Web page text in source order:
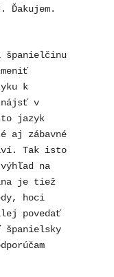
Ďakujem.
španielčinu
k
nájsť v
jazyk
aj zábavné
Tak isto
na
je tiež
hoci
povedať
španielsky